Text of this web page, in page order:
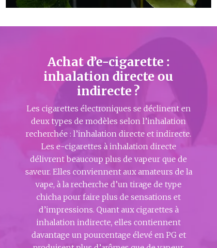
Achat d’e-cigarette :
inhalation directe ou
indirecte ?
Les cigarettes électroniques se déclinent en
deux types de modèles selon l’inhalation
recherchée : l’inhalation directe et indirecte.
Les e-cigarettes à inhalation directe
délivrent beaucoup plus de vapeur que de
saveur. Elles conviennent aux amateurs de la
vape, à la recherche d’un tirage de type
chicha pour faire plus de sensations et
d’impressions. Quant aux cigarettes à
inhalation indirecte, elles contiennent
davantage un pourcentage élevé en PG et